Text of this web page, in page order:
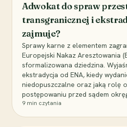
Adwokat do spraw
transgranicznej i
zajmuje?
Sprawy karne z elementem
Europejski Nakaz Aresztowania
sformalizowana dziedzina.
ekstradycja od ENA, kiedy
niedopuszczalne oraz jaką rolę
postępowaniu przed sądem
9 min czytania